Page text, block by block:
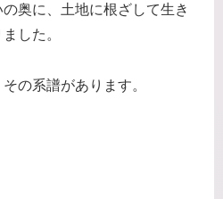
の奥に、土地に根ざして生き
した。
の系譜があります。